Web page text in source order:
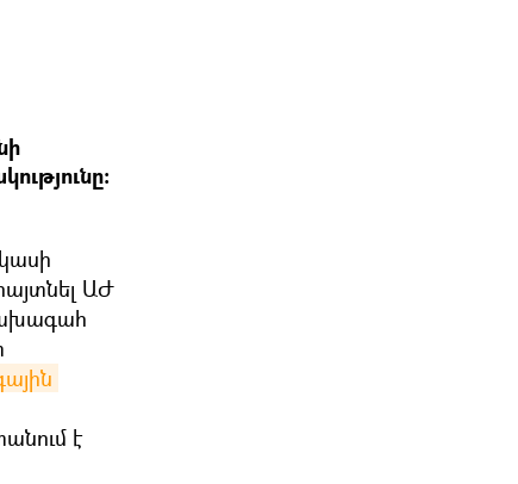
ԱԺ
է